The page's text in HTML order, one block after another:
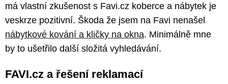
má vlastní zkušenost s Favi.cz koberce a nábytek je
veskrze pozitivní. Škoda že jsem na Favi nenašel
nábytkové kování a kličky na okna. Minimálně mne
by to ušetřilo další složitá vyhledávání.
FAVI.cz a řešení reklamací